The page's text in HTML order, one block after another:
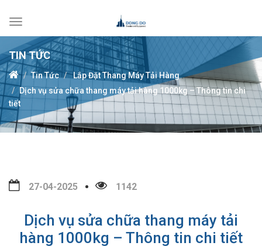
Toggle
navigation
TIN TỨC
Tin Tức
Lắp Đặt Thang Máy Tải Hàng
Dịch vụ sửa chữa thang máy tải hàng 1000kg – Thông tin chi
tiết
27-04-2025 1142
Dịch vụ sửa chữa thang máy tải
hàng 1000kg – Thông tin chi tiết